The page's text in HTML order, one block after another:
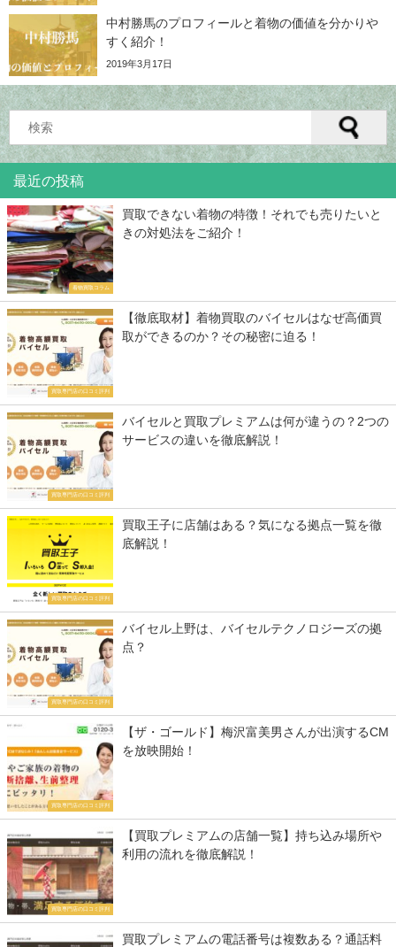
中村勝馬のプロフィールと着物の価値を分かりや
すく紹介！
2019年3月17日
最近の投稿
着物買取コラム
買取できない着物の特徴！それでも売りたいと
きの対処法をご紹介！
買取専門店の口コミ評判
【徹底取材】着物買取のバイセルはなぜ高価買
取ができるのか？その秘密に迫る！
買取専門店の口コミ評判
バイセルと買取プレミアムは何が違うの？2つの
サービスの違いを徹底解説！
買取専門店の口コミ評判
買取王子に店舗はある？気になる拠点一覧を徹
底解説！
買取専門店の口コミ評判
バイセル上野は、バイセルテクノロジーズの拠
点？
買取専門店の口コミ評判
【ザ・ゴールド】梅沢富美男さんが出演するCM
を放映開始！
買取専門店の口コミ評判
【買取プレミアムの店舗一覧】持ち込み場所や
利用の流れを徹底解説！
買取プレミアムの電話番号は複数ある？通話料